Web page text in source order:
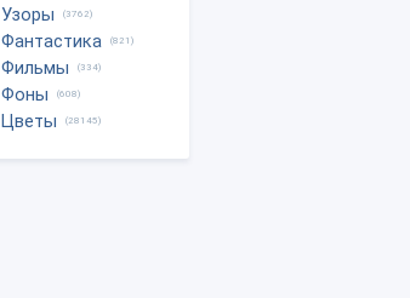
Узоры (3762)
Фантастика (821)
Фильмы (334)
Фоны (608)
Цветы (28145)